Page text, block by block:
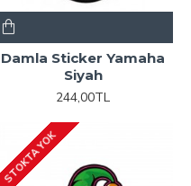
Damla Sticker Yamaha
Siyah
244,00TL
STOKTA YOK